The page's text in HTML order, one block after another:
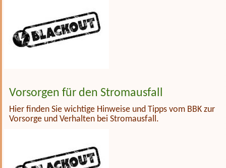
Vorsorgen für den Stromausfall
Hier finden Sie wichtige Hinweise und Tipps vom BBK zur
Vorsorge und Verhalten bei Stromausfall.